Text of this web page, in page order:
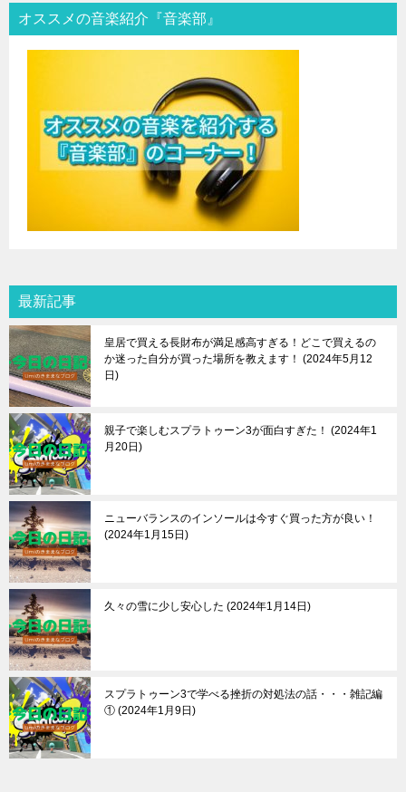
オススメの音楽紹介『音楽部』
最新記事
皇居で買える長財布が満足感高すぎる！どこで買えるの
か迷った自分が買った場所を教えます！
2024年5月12
日
親子で楽しむスプラトゥーン3が面白すぎた！
2024年1
月20日
ニューバランスのインソールは今すぐ買った方が良い！
2024年1月15日
久々の雪に少し安心した 2024年1月14日
スプラトゥーン3で学べる挫折の対処法の話・・・雑記編
① 2024年1月9日